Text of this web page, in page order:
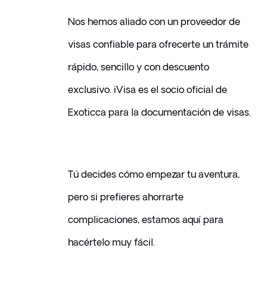
Nos hemos aliado con un proveedor de
visas confiable para ofrecerte un trámite
rápido, sencillo y con descuento
exclusivo. iVisa es el socio oficial de
Exoticca para la documentación de visas.
Tú decides cómo empezar tu aventura,
pero si prefieres ahorrarte
complicaciones, estamos aquí para
hacértelo muy fácil.